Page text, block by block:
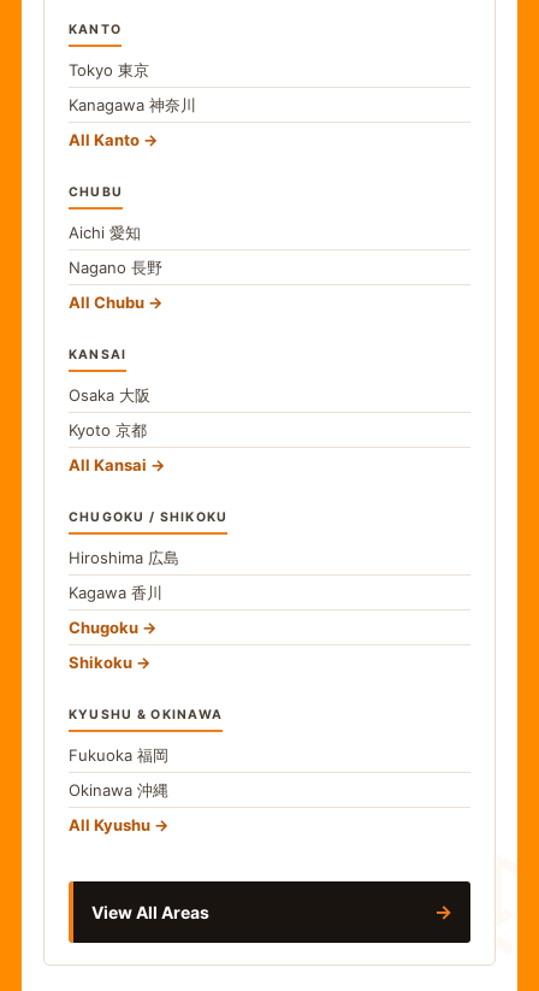
食
KANTO
Tokyo 東京
Kanagawa 神奈川
All Kanto
CHUBU
Aichi 愛知
Nagano 長野
All Chubu
KANSAI
Osaka 大阪
Kyoto 京都
All Kansai
CHUGOKU / SHIKOKU
Hiroshima 広島
Kagawa 香川
Chugoku
Shikoku
KYUSHU & OKINAWA
Fukuoka 福岡
Okinawa 沖縄
All Kyushu
View All Areas →